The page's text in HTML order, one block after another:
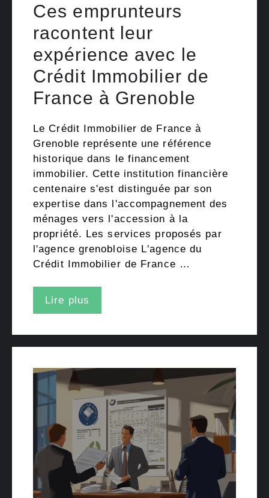
Ces emprunteurs
racontent leur
expérience avec le
Crédit Immobilier de
France à Grenoble
Le Crédit Immobilier de France à
Grenoble représente une référence
historique dans le financement
immobilier. Cette institution financière
centenaire s'est distinguée par son
expertise dans l'accompagnement des
ménages vers l'accession à la
propriété. Les services proposés par
l'agence grenobloise L'agence du
Crédit Immobilier de France …
Lire plus